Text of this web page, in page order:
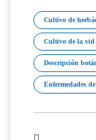
Cultivo de
Cultivo de la
Descripción
Enfermedades